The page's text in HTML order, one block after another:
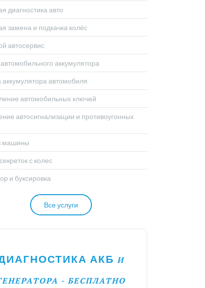
диагностика авто
замена и подкачка колёс
автосервис
аккумулятора
аккумулятора автомобиля
автомобильных ключей
автосигнализации и противоугонных
машины
с колес
и буксировка
Все услуги
АКБ И
- БЕСПЛАТНО